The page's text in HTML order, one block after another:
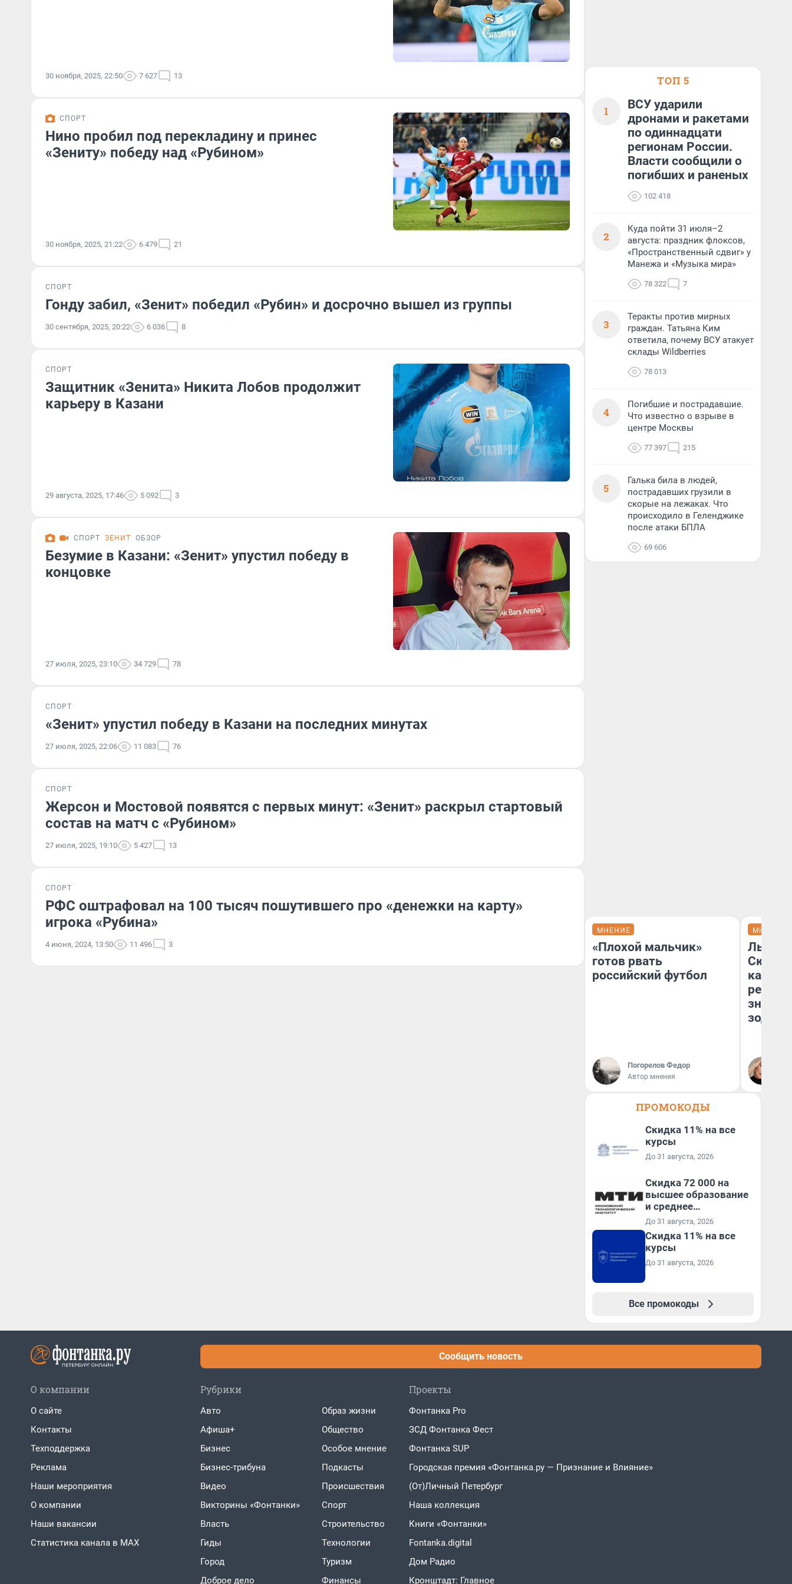
30 ноября, 2025, 22:50 7 627 13
СПОРТ
Нино пробил под перекладину и принес
«Зениту» победу над «Рубином»
30 ноября, 2025, 21:22 6 479 21
СПОРТ
Гонду забил, «Зенит» победил «Рубин» и досрочно вышел из группы
30 сентября, 2025, 20:22 6 036 8
СПОРТ
Защитник «Зенита» Никита Лобов продолжит
карьеру в Казани
29 августа, 2025, 17:46 5 092 3
СПОРТ ЗЕНИТ ОБЗОР
Безумие в Казани: «Зенит» упустил победу в
концовке
27 июля, 2025, 23:10 34 729 78
СПОРТ
«Зенит» упустил победу в Казани на последних минутах
27 июля, 2025, 22:06 11 083 76
СПОРТ
Жерсон и Мостовой появятся с первых минут: «Зенит» раскрыл стартовый
состав на матч с «Рубином»
27 июля, 2025, 19:10 5 427 13
СПОРТ
РФС оштрафовал на 100 тысяч пошутившего про «денежки на карту»
игрока «Рубина»
4 июня, 2024, 13:50 11 496 3
ТОП 5
1
ВСУ ударили
дронами и ракетами
по одиннадцати
регионам России.
Власти сообщили о
погибших и раненых
102 418
2
Куда пойти 31 июля–2
августа: праздник флоксов,
«Пространственный сдвиг» у
Манежа и «Музыка мира»
78 322 7
3
Теракты против мирных
граждан. Татьяна Ким
ответила, почему ВСУ атакует
склады Wildberries
78 013
4
Погибшие и пострадавшие.
Что известно о взрыве в
центре Москвы
77 397 215
5
Галька била в людей,
пострадавших грузили в
скорые на лежаках. Что
происходило в Геленджике
после атаки БПЛА
69 606
МНЕНИЕ
«Плохой мальчик»
готов рвать
российский футбол
Погорелов Федор
Автор мнения
МНЕНИЕ
Львам
ПРОМОКОДЫ
Скидка 11% на все
курсы
До 31 августа, 2026
Скидка 72 000 на
высшее образование
и среднее
специальное
образование в
первый год обучения
До 31 августа, 2026
Скидка 11% на все
курсы
До 31 августа, 2026
Все промокоды
Сообщить новость
О компании
О сайте
Контакты
Техподдержка
Реклама
Наши мероприятия
О компании
Наши вакансии
Статистика канала в MAX
Рубрики
Авто
Афиша+
Бизнес
Бизнес-трибуна
Видео
Викторины «Фонтанки»
Власть
Гиды
Город
Доброе дело
Образ жизни
Общество
Особое мнение
Подкасты
Проиcшествия
Спорт
Строительство
Технологии
Туризм
Финансы
Проекты
Фонтанка Pro
ЗСД Фонтанка Фест
Фонтанка SUP
Городская премия «Фонтанка.ру — Признание и Влияние»
(От)Личный Петербург
Наша коллекция
Книги «Фонтанки»
Fontanka.digital
Дом Радио
Кронштадт: Главное